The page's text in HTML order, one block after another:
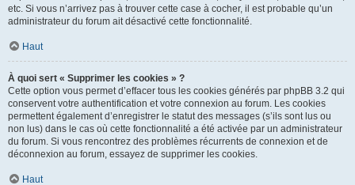
etc. Si vous n’arrivez pas à trouver cette case à cocher, il est probable qu’un
administrateur du forum ait désactivé cette fonctionnalité.
Haut
À quoi sert « Supprimer les cookies » ?
Cette option vous permet d’effacer tous les cookies générés par phpBB 3.2 qui
conservent votre authentification et votre connexion au forum. Les cookies
permettent également d’enregistrer le statut des messages (s’ils sont lus ou
non lus) dans le cas où cette fonctionnalité a été activée par un administrateur
du forum. Si vous rencontrez des problèmes récurrents de connexion et de
déconnexion au forum, essayez de supprimer les cookies.
Haut